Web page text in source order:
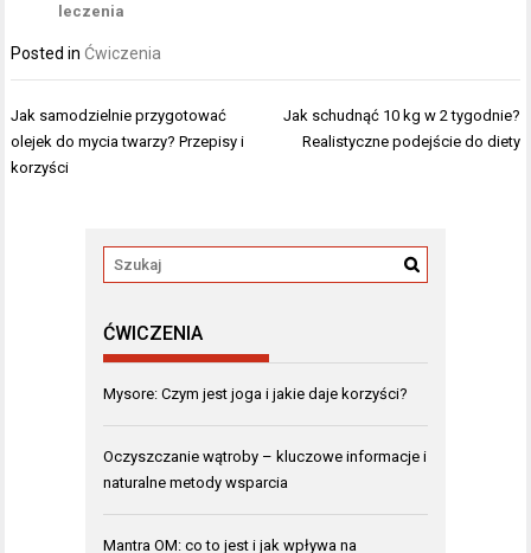
leczenia
Posted in Ćwiczenia
Nawigacja
wpisu
Jak samodzielnie przygotować
olejek do mycia twarzy? Przepisy i
korzyści
Jak schudnąć 10 kg w 2 tygodnie?
Realistyczne podejście do diety
ĆWICZENIA
Mysore: Czym jest joga i jakie daje korzyści?
Oczyszczanie wątroby – kluczowe informacje i
naturalne metody wsparcia
Mantra OM: co to jest i jak wpływa na